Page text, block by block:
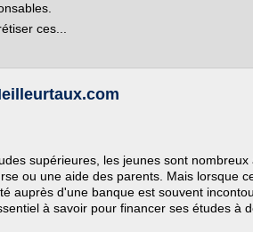
ces...
supérieures, les jeunes sont
ou une aide des parents. Mais lorsque
auprès d'une banque est souvent
à savoir pour financer ses études à